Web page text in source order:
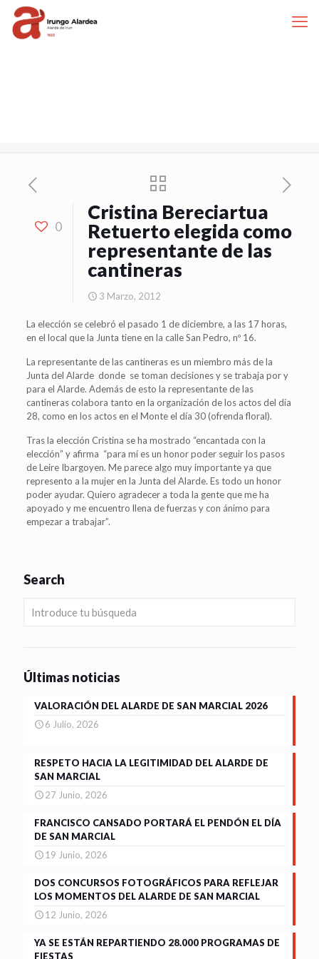
0
Cristina Bereciartua
Retuerto elegida como
representante de las
cantineras
3 Marzo, 2012
La elección se celebró el pasado 1 de diciembre, a las 17 horas,
en el local que la Junta tiene en la calle San Pedro, nº 16.
La representante de las cantineras es un miembro más de la
Junta del Alarde donde se toman decisiones y se trabaja por y
para el Alarde. Además de esto la representante de las
cantineras colabora tanto en la organización de los actos del día
28, como en los actos en el Monte el día 30 (ofrenda floral).
Tras la elección Cristina se ha mostrado “encantada con la
elección” y afirma “para mí es un honor poder seguir los pasos
de Leire Ibargoyen. Me parece algo muy importante ya que
represento a la mujer en la Junta del Alarde. Es todo un honor
poder ayudar. Quiero agradecer a toda la gente que me ha
apoyado y me encuentro llena de fuerzas y con ánimo para
empezar a trabajar”.
Search
Últimas noticias
VALORACIÓN DEL ALARDE DE SAN MARCIAL 2026
6 Julio, 2026
RESPETO HACIA LA LEGITIMIDAD DEL ALARDE DE
SAN MARCIAL
27 Junio, 2026
FRANCISCO CANSADO PORTARÁ EL PENDÓN EL DÍA
DE SAN MARCIAL
19 Junio, 2026
DOS CONCURSOS FOTOGRÁFICOS PARA REFLEJAR
LOS MOMENTOS DEL ALARDE DE SAN MARCIAL
12 Junio, 2026
YA SE ESTÁN REPARTIENDO 28.000 PROGRAMAS DE
FIESTAS